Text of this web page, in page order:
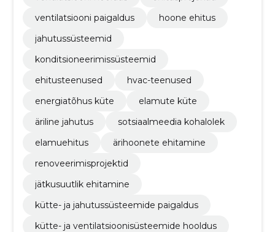
ventilatsiooni paigaldus
hoone ehitus
jahutussüsteemid
konditsioneerimissüsteemid
ehitusteenused
hvac-teenused
energiatõhus küte
elamute küte
äriline jahutus
sotsiaalmeedia kohalolek
elamuehitus
ärihoonete ehitamine
renoveerimisprojektid
jätkusuutlik ehitamine
kütte- ja jahutussüsteemide paigaldus
kütte- ja ventilatsioonisüsteemide hooldus